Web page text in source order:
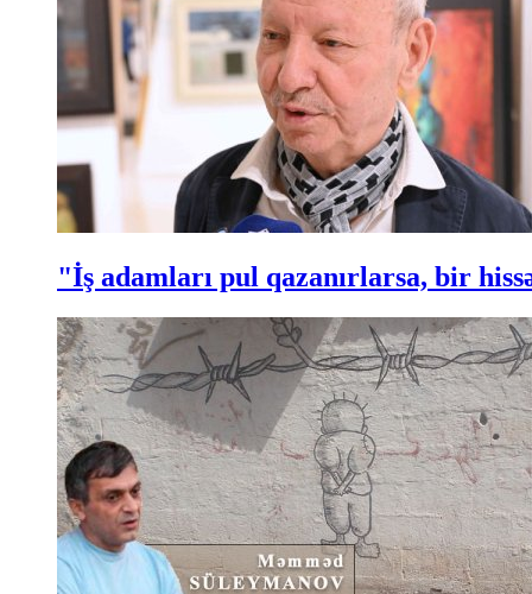
"İş adamları pul qazanırlarsa, bir